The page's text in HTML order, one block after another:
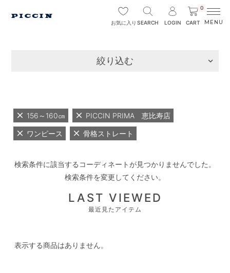
お気に入り SEARCH LOGIN
0
CART
絞り込む
156～160㎝ PICCIN PRIMA 恵比寿店
ワンピース 骨格ストレート
検索条件に該当するコーディネートが見つかりませんでした。
検索条件を変更してください。
LAST VIEWED
最近見たアイテム
表示する商品はありません。